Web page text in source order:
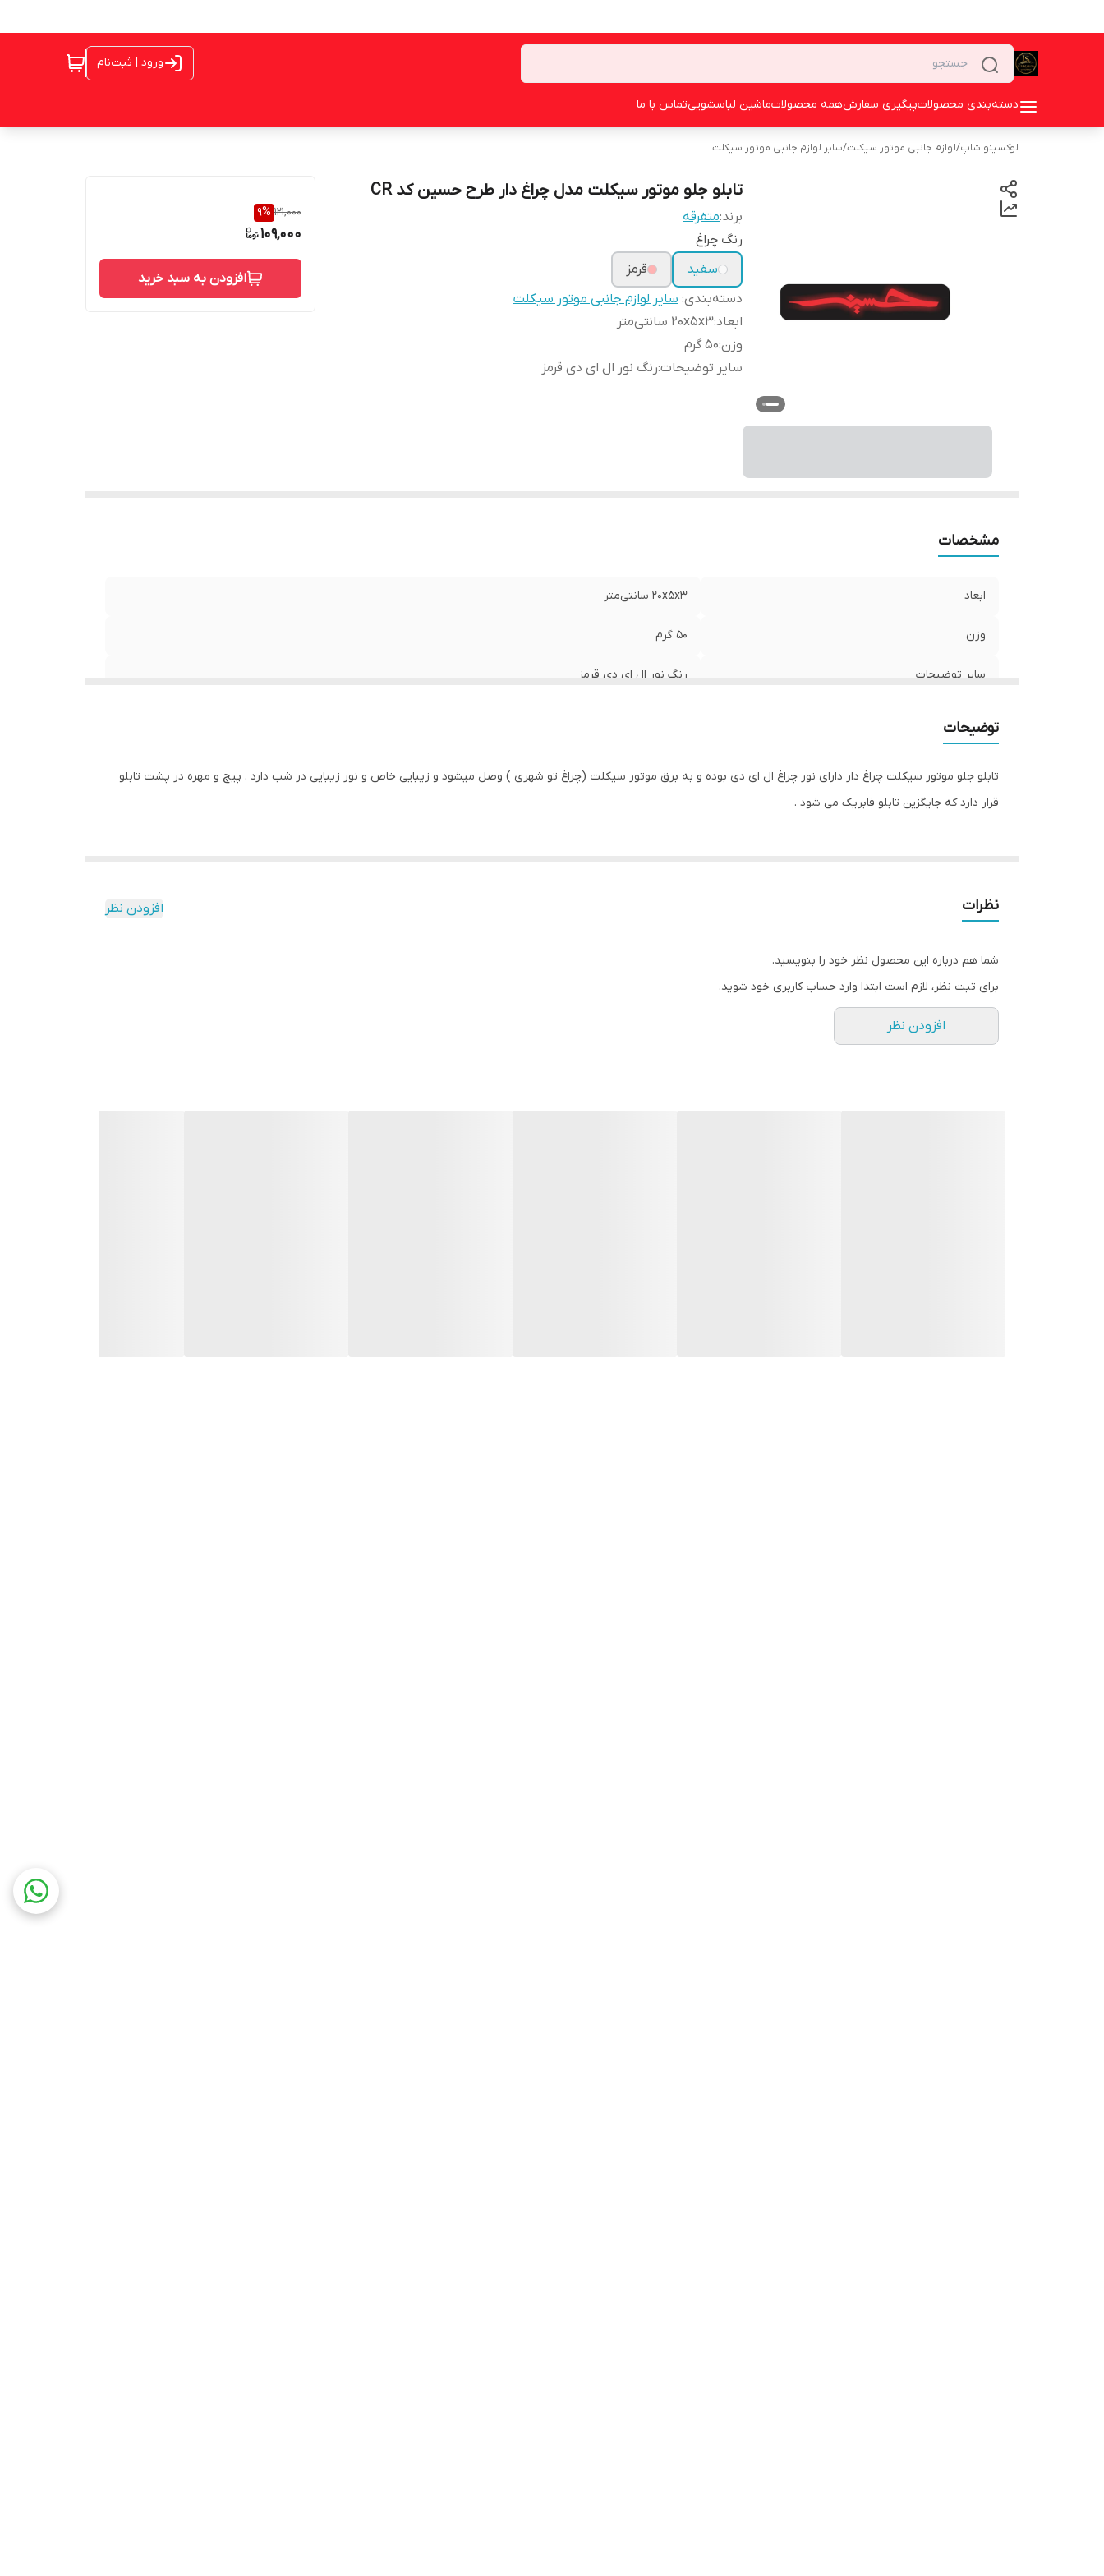
ورود | ثبت‌نام
دسته‌بندی محصولاتپیگیری سفارشهمه محصولاتماشین لباسشوییتماس با ما
لوکسینو شاپ/لوازم جانبی موتور سیکلت/سایر لوازم جانبی موتور سیکلت
تابلو جلو موتور سیکلت مدل چراغ دار طرح حسین کد CR
برند:متفرقه
رنگ چراغ
سفید
قرمز
دسته‌بندی: سایر لوازم جانبی موتور سیکلت
ابعاد:20x5x3 سانتی‌متر
وزن:50 گرم
سایر توضیحات:رنگ نور ال ای دی قرمز
121,000
9%
109,000
افزودن به سبد خرید
مشخصات
ابعاد 20x5x3 سانتی‌متر
وزن 50 گرم
سایر توضیحات رنگ نور ال ای دی قرمز
توضیحات
تابلو جلو موتور سیکلت چراغ دار دارای نور چراغ ال ای دی بوده و به برق موتور سیکلت (چراغ تو شهری ) وصل میشود و زیبایی خاص و نور زیبایی در شب دارد . پیچ و مهره در پشت تابلو
قرار دارد که جایگزین تابلو فابریک می شود .
نظرات افزودن نظر
شما هم درباره این محصول نظر خود را بنویسید.
برای ثبت نظر، لازم است ابتدا وارد حساب کاربری خود شوید.
افزودن نظر